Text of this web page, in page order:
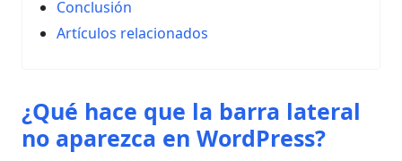
Conclusión
Artículos relacionados
¿Qué hace que la barra lateral
no aparezca en WordPress?